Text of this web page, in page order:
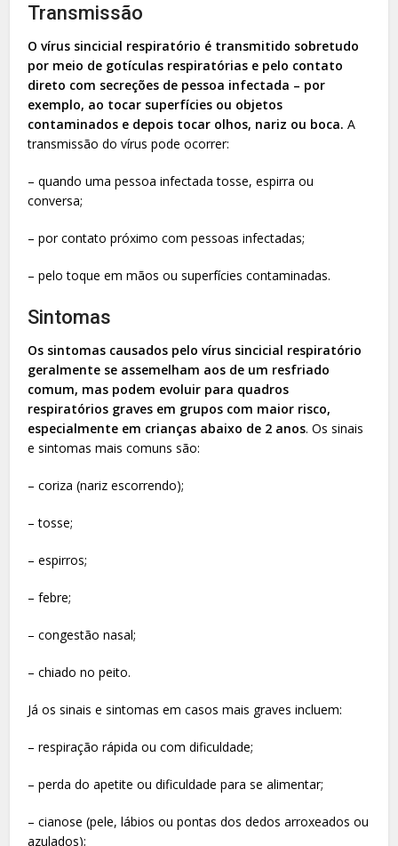
Transmissão
O vírus sincicial respiratório é transmitido sobretudo
por meio de gotículas respiratórias e pelo contato
direto com secreções de pessoa infectada – por
exemplo, ao tocar superfícies ou objetos
contaminados e depois tocar olhos, nariz ou boca.A
transmissão do vírus pode ocorrer:
– quando uma pessoa infectada tosse, espirra ou
conversa;
– por contato próximo com pessoas infectadas;
– pelo toque em mãos ou superfícies contaminadas.
Sintomas
Os sintomas causados pelo vírus sincicial respiratório
geralmente se assemelham aos de um resfriado
comum, mas podem evoluir para quadros
respiratórios graves em grupos com maior risco,
especialmente em crianças abaixo de 2 anos. Os sinais
e sintomas mais comuns são:
– coriza (nariz escorrendo);
– tosse;
– espirros;
– febre;
– congestão nasal;
– chiado no peito.
Já os sinais e sintomas em casos mais graves incluem:
– respiração rápida ou com dificuldade;
– perda do apetite ou dificuldade para se alimentar;
– cianose (pele, lábios ou pontas dos dedos arroxeados ou
azulados);